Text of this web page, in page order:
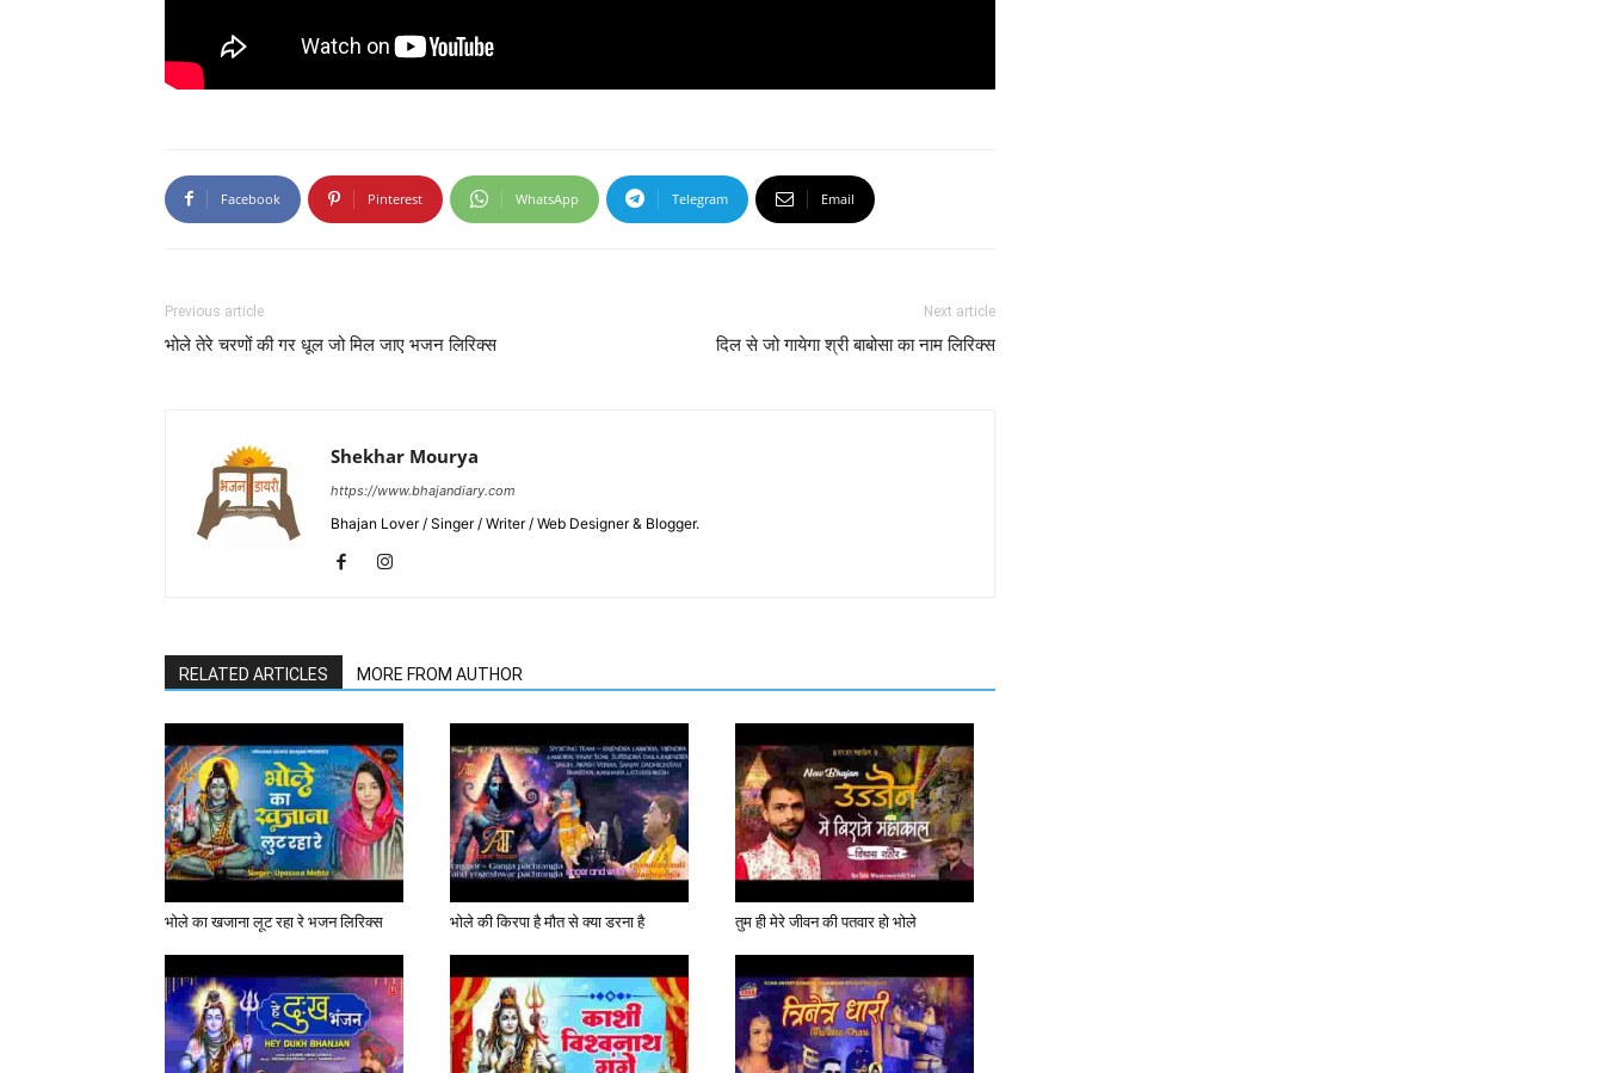
Facebook Pinterest WhatsApp Telegram Email
Previous article
भोले तेरे चरणों की गर धूल जो मिल जाए भजन लिरिक्स
Next article
दिल से जो गायेगा श्री बाबोसा का नाम लिरिक्स
Shekhar Mourya
https://www.bhajandiary.com
Bhajan Lover / Singer / Writer / Web Designer & Blogger.
RELATED ARTICLES MORE FROM AUTHOR
भोले का खजाना लूट रहा रे भजन लिरिक्स भोले की किरपा है मौत से क्या डरना है तुम ही मेरे जीवन की पतवार हो भोले